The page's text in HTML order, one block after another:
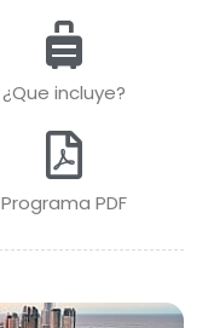
¿Que incluye?
Programa PDF